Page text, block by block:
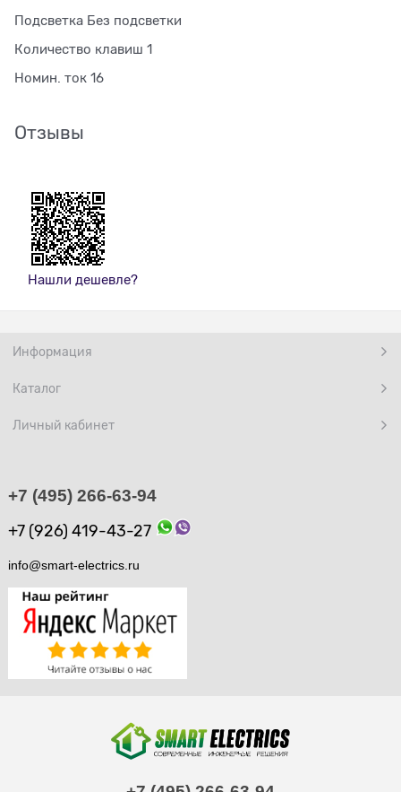
Подсветка Без подсветки
Количество клавиш 1
Номин. ток 16
Отзывы
Нашли дешевле?
Информация
Каталог
Личный кабинет
+7 (495) 266-63-94
+7 (926) 419-43-27
info@smart-electrics.ru